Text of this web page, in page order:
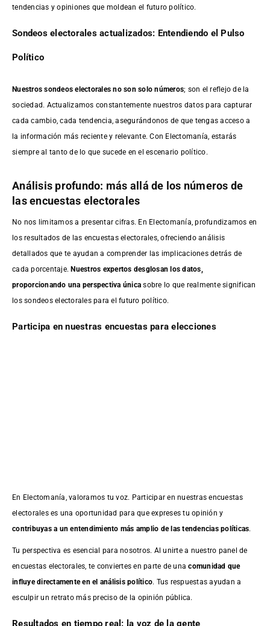
tendencias y opiniones que moldean el futuro político.
Sondeos electorales actualizados: Entendiendo el Pulso
Político
Nuestros sondeos electorales no son solo números; son el reflejo de la
sociedad. Actualizamos constantemente nuestros datos para capturar
cada cambio, cada tendencia, asegurándonos de que tengas acceso a
la información más reciente y relevante. Con Electomanía, estarás
siempre al tanto de lo que sucede en el escenario político.
Análisis profundo: más allá de los números de
las encuestas electorales
No nos limitamos a presentar cifras. En Electomanía, profundizamos en
los resultados de las encuestas electorales, ofreciendo análisis
detallados que te ayudan a comprender las implicaciones detrás de
cada porcentaje.Nuestros expertos desglosan los datos,
proporcionando una perspectiva única sobre lo que realmente significan
los sondeos electorales para el futuro político.
Participa en nuestras encuestas para elecciones
En Electomanía, valoramos tu voz. Participar en nuestras encuestas
electorales es una oportunidad para que expreses tu opinión y
contribuyas a un entendimiento más amplio de las tendencias políticas.
Tu perspectiva es esencial para nosotros. Al unirte a nuestro panel de
encuestas electorales, te conviertes en parte de unacomunidad que
influye directamente en el análisis político. Tus respuestas ayudan a
esculpir un retrato más preciso de la opinión pública.
Resultados en tiempo real: la voz de la gente